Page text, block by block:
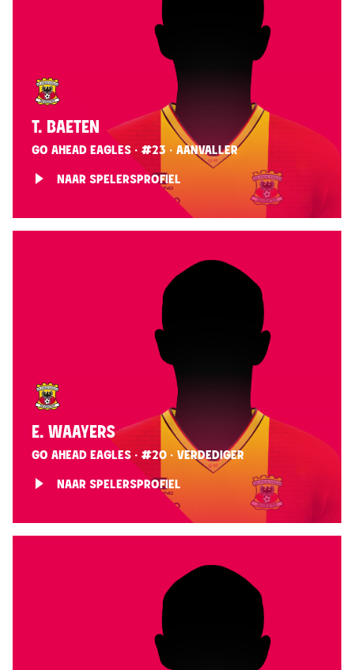
T. BAETEN
GO AHEAD EAGLES · #23 · AANVALLER
NAAR SPELERSPROFIEL
E. WAAYERS
GO AHEAD EAGLES · #20 · VERDEDIGER
NAAR SPELERSPROFIEL